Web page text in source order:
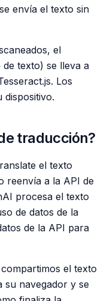
envía el texto sin
el
texto) se lleva a
Los
dispositivo.
traducción?
el texto
reenvía a la API de
procesa el texto
de datos de la
de la API para
el texto
su navegador y se